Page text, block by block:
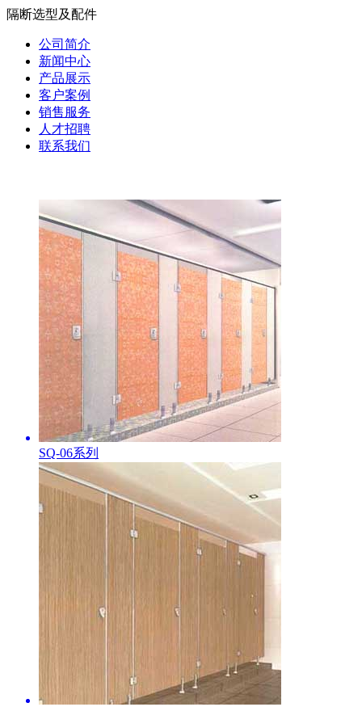
隔断选型及配件
公司简介
新闻中心
产品展示
客户案例
销售服务
人才招聘
联系我们
SQ-06系列